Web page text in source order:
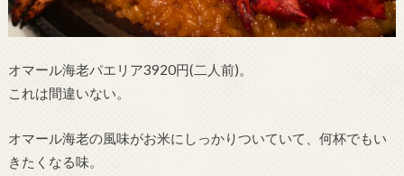
オマール海老パエリア3920円(二人前)。
これは間違いない。
オマール海老の風味がお米にしっかりついていて、何杯でもい
きたくなる味。